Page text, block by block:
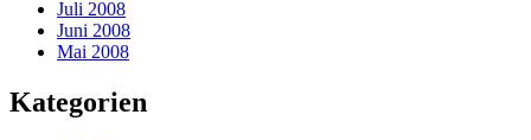
Juli 2008
Juni 2008
Mai 2008
Kategorien